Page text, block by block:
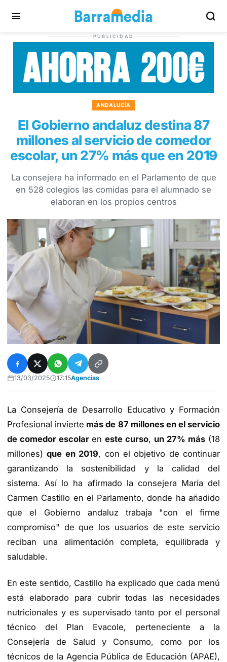
PUBLICIDAD
ANDALUCÍA
El Gobierno andaluz destina 87
millones al servicio de comedor
escolar, un 27% más que en 2019
La consejera ha informado en el Parlamento de que
en 528 colegios las comidas para el alumnado se
elaboran en los propios centros
13/03/2025 17:15Agencias
La Consejería de Desarrollo Educativo y Formación
Profesional invierte más de 87 millones en el servicio
de comedor escolar en este curso, un 27% más (18
millones)que en 2019, con el objetivo de continuar
garantizando la sostenibilidad y la calidad del
sistema. Así lo ha afirmado la consejera María del
Carmen Castillo en el Parlamento, donde ha añadido
que el Gobierno andaluz trabaja "con el firme
compromiso" de que los usuarios de este servicio
reciban una alimentación completa, equilibrada y
saludable.
En este sentido, Castillo ha explicado que cada menú
está elaborado para cubrir todas las necesidades
nutricionales y es supervisado tanto por el personal
técnico del Plan Evacole, perteneciente a la
Consejería de Salud y Consumo, como por los
técnicos de la Agencia Pública de Educación (APAE),